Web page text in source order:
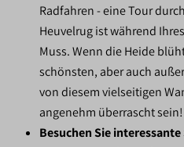
Radfahren - eine Tour
Heuvelrug ist während
Muss. Wenn die Heide
schönsten, aber auch
von diesem vielseitigen
angenehm überrascht sein!
Besuchen Sie